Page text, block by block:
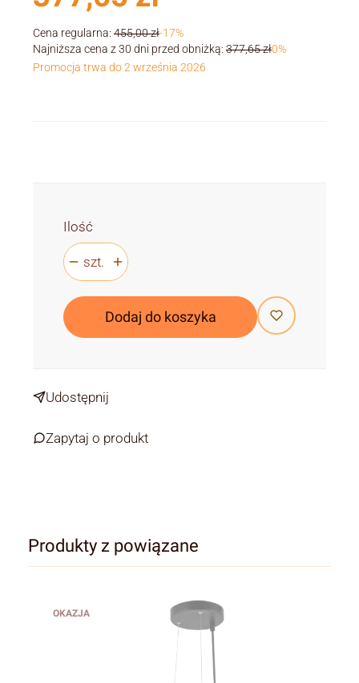
Cena regularna: 455,00 zł-17%
Najniższa cena z 30 dni przed obniżką: 377,65 zł0%
Promocja trwa do 2 września 2026
Ilość
szt.
Dodaj do koszyka
Udostępnij
Zapytaj o produkt
Produkty z powiązane
OKAZJA